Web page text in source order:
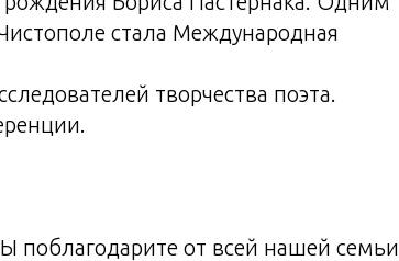
стала Международная
творчества поэта.
поблагодарите от всей нашей семьи